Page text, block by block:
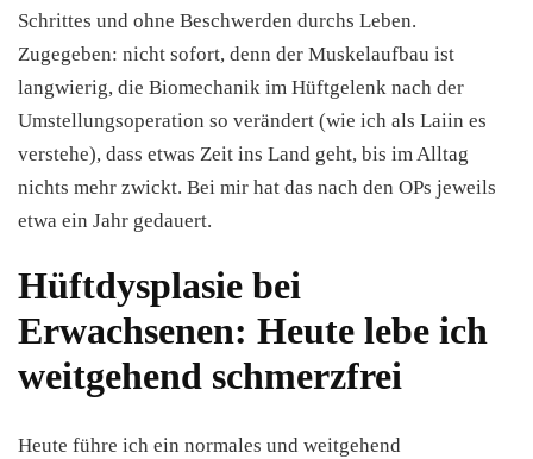
Schrittes und ohne Beschwerden durchs Leben.
Zugegeben: nicht sofort, denn der Muskelaufbau ist
langwierig, die Biomechanik im Hüftgelenk nach der
Umstellungsoperation so verändert (wie ich als Laiin es
verstehe), dass etwas Zeit ins Land geht, bis im Alltag
nichts mehr zwickt. Bei mir hat das nach den OPs jeweils
etwa ein Jahr gedauert.
Hüftdysplasie bei
Erwachsenen: Heute lebe ich
weitgehend schmerzfrei
Heute führe ich ein normales und weitgehend